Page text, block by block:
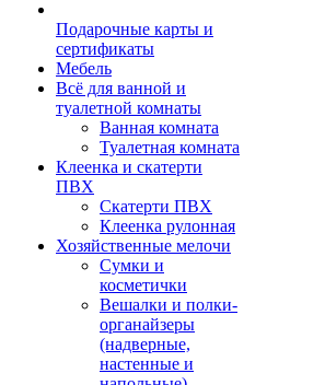
Подарочные карты и
сертификаты
Мебель
Всё для ванной и
туалетной комнаты
Ванная комната
Туалетная комната
Клеенка и скатерти
ПВХ
Скатерти ПВХ
Клеенка рулонная
Хозяйственные мелочи
Сумки и
косметички
Вешалки и полки-
органайзеры
(надверные,
настенные и